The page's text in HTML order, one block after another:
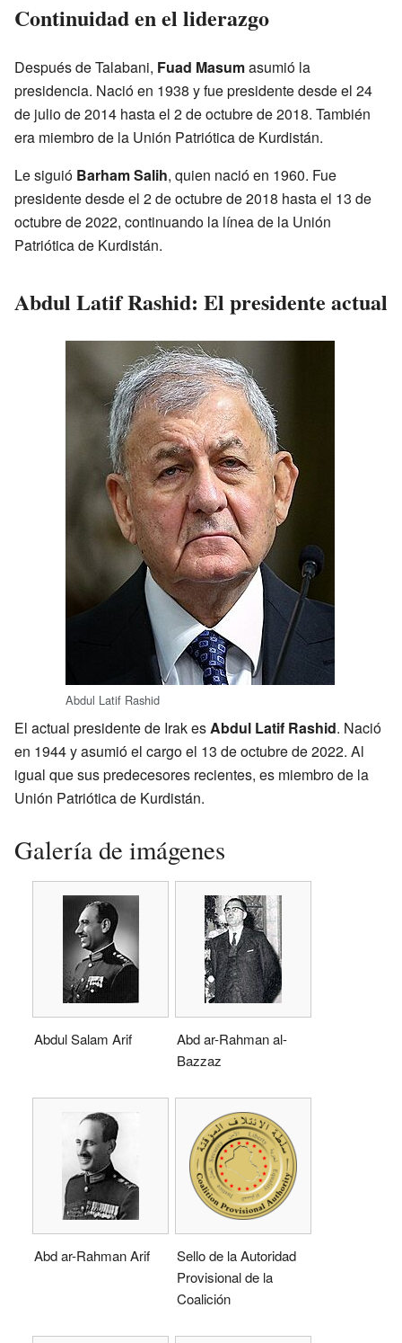
Continuidad en el liderazgo
Después de Talabani, Fuad Masumasumió la
presidencia. Nació en 1938 y fue presidente desde el 24
de julio de 2014 hasta el 2 de octubre de 2018. También
era miembro de la Unión Patriótica de Kurdistán.
Le siguió Barham Salih, quien nació en 1960. Fue
presidente desde el 2 de octubre de 2018 hasta el 13 de
octubre de 2022, continuando la línea de la Unión
Patriótica de Kurdistán.
Abdul Latif Rashid: El presidente actual
Abdul Latif Rashid
El actual presidente de Irak esAbdul Latif Rashid. Nació
en 1944 y asumió el cargo el 13 de octubre de 2022. Al
igual que sus predecesores recientes, es miembro de la
Unión Patriótica de Kurdistán.
Galería de imágenes
Abdul Salam Arif
Abd ar-Rahman al-
Bazzaz
Abd ar-Rahman Arif
Sello de la Autoridad
Provisional de la
Coalición